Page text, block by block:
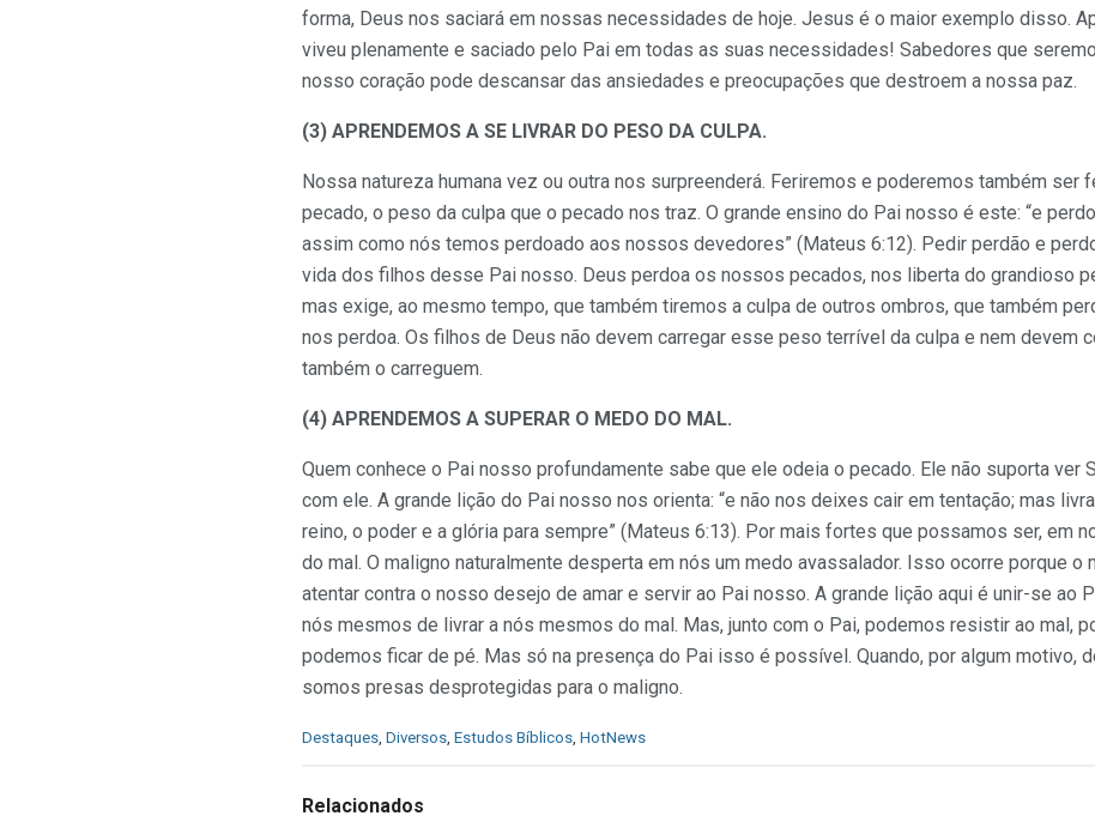
forma, Deus nos saciará em nossas necessidades de hoje. Jesus é o maior exemplo disso.
viveu plenamente e saciado pelo Pai em todas as suas necessidades! Sabedores que
nosso coração pode descansar das ansiedades e preocupações que destroem a nossa paz.
(3) APRENDEMOS A SE LIVRAR DO PESO DA CULPA.
Nossa natureza humana vez ou outra nos surpreenderá. Feriremos e poderemos também ser
pecado, o peso da culpa que o pecado nos traz. O grande ensino do Pai nosso é este: “e
assim como nós temos perdoado aos nossos devedores” (Mateus 6:12). Pedir perdão e
vida dos filhos desse Pai nosso. Deus perdoa os nossos pecados, nos liberta do grandioso
mas exige, ao mesmo tempo, que também tiremos a culpa de outros ombros, que também
nos perdoa. Os filhos de Deus não devem carregar esse peso terrível da culpa e nem devem
também o carreguem.
(4) APRENDEMOS A SUPERAR O MEDO DO MAL.
Quem conhece o Pai nosso profundamente sabe que ele odeia o pecado. Ele não suporta ver
com ele. A grande lição do Pai nosso nos orienta: “e não nos deixes cair em tentação; mas
reino, o poder e a glória para sempre” (Mateus 6:13). Por mais fortes que possamos ser, em
do mal. O maligno naturalmente desperta em nós um medo avassalador. Isso ocorre porque o
atentar contra o nosso desejo de amar e servir ao Pai nosso. A grande lição aqui é unir-se ao
nós mesmos de livrar a nós mesmos do mal. Mas, junto com o Pai, podemos resistir ao mal,
podemos ficar de pé. Mas só na presença do Pai isso é possível. Quando, por algum motivo,
somos presas desprotegidas para o maligno.
C
e
Destaques Diversos Estudos Bíblicos HotNews
Relacionados